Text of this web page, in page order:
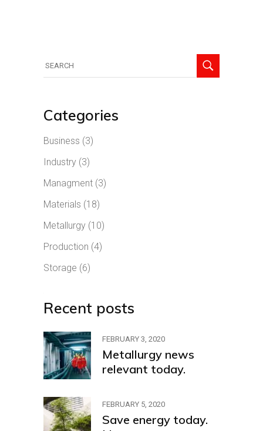
Categories
Business (3)
Industry (3)
Managment (3)
Materials (18)
Metallurgy (10)
Production (4)
Storage (6)
Recent posts
FEBRUARY 3, 2020
Metallurgy news
relevant today.
FEBRUARY 5, 2020
Save energy today.